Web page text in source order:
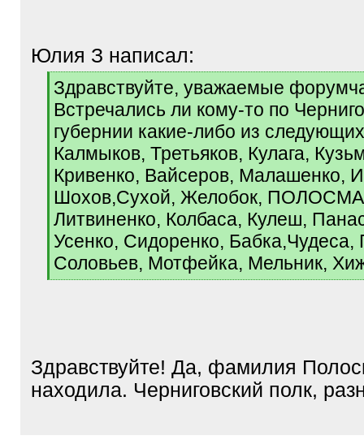
Юлия З написал:
[
q
Здравствуйте, уважаемые
Встречались ли кому-то по
губернии какие-либо из
Калмыков, Третьяков, Кулага,
Кривенко, Вайсеров, Малашенко,
Шохов,Сухой, Желобок,
Литвиненко, Колбаса, Кулеш,
Усенко, Сидоренко, Бабка,Чудеса,
Соловьев, Мотфейка, Мельник,
[
Здравствуйте! Да, фамилия
находила. Черниговский полк,